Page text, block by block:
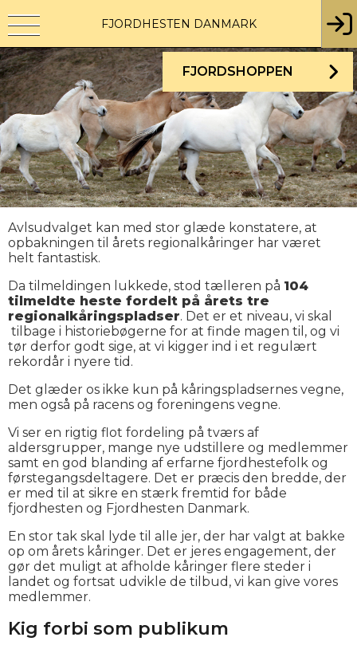
FJORDHESTEN DANMARK
FJORDSHOPPEN
Avlsudvalget kan med stor glæde konstatere, at
opbakningen til årets regionalkåringer har været
helt fantastisk.
Da tilmeldingen lukkede, stod tælleren på 104
tilmeldte heste fordelt på årets tre
regionalkåringspladser. Det er et niveau, vi skal
tilbage i historiebøgerne for at finde magen til, og vi
tør derfor godt sige, at vi kigger ind i et regulært
rekordår i nyere tid.
Det glæder os ikke kun på kåringspladsernes vegne,
men også på racens og foreningens vegne.
Vi ser en rigtig flot fordeling på tværs af
aldersgrupper, mange nye udstillere og medlemmer
samt en god blanding af erfarne fjordhestefolk og
førstegangsdeltagere. Det er præcis den bredde, der
er med til at sikre en stærk fremtid for både
fjordhesten og Fjordhesten Danmark.
En stor tak skal lyde til alle jer, der har valgt at bakke
op om årets kåringer. Det er jeres engagement, der
gør det muligt at afholde kåringer flere steder i
landet og fortsat udvikle de tilbud, vi kan give vores
medlemmer.
Kig forbi som publikum